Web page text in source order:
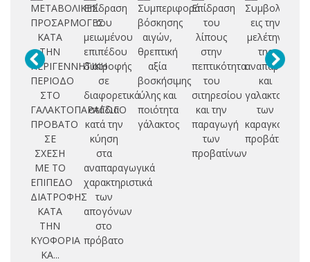
ΜΕΤΑΒΟΛΙΚΕΣ
ΠΡΟΣΑΡΜΟΓΕΣ
ΚΑΤΑ
ΤΗΝ
ΠΕΡΙΓΕΝΝΗΤΙΚΗ
ΠΕΡΙΟΔΟ
ΣΤΟ
ΓΑΛΑΚΤΟΠΑΡΑΓΩΓΟ
ΠΡΟΒΑΤΟ
ΣΕ
ΣΧΕΣΗ
ΜΕ ΤΟ
ΕΠΙΠΕΔΟ
ΔΙΑΤΡΟΦΗΣ
ΚΑΤΑ
ΤΗΝ
ΚΥΟΦΟΡΙΑ
ΚΑ...
Επίδραση
του
μειωμένου
επιπέδου
διατροφής
σε
διαφορετικά
στάδια
κατά την
κύηση
στα
αναπαραγωγικά
χαρακτηριστικά
των
απογόνων
στο
πρόβατο
Συμπεριφορά
βόσκησης
αιγών,
θρεπτική
αξία
βοσκήσιμης
ύλης και
ποιότητα
γάλακτος
Επίδραση
του
λίπους
στην
πεπτικότητα
του
σιτηρεσίου
και την
παραγωγή
των
προβατίνων
Συμβολή
εις την
μελέτην
της
και
των
προβάτων